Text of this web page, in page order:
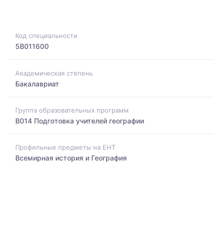
Код специальности
5B011600
Академическая степень
Бакалавриат
Группа образовательных программ
B014 Подготовка учителей географии
Профильные предметы на ЕНТ
Всемирная история и География